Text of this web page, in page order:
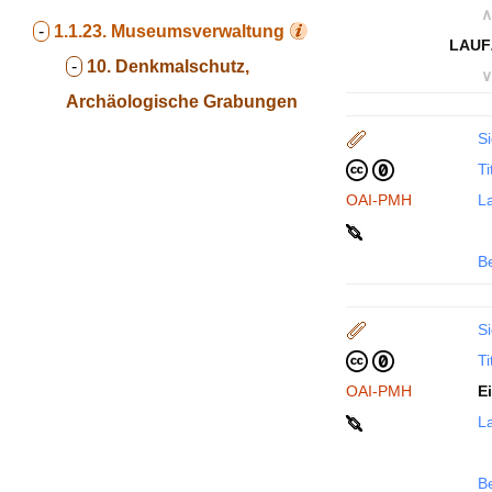
- 1.1.23. Museumsverwaltung
- 10. Denkmalschutz,
Archäologische Grabungen
∧
∨
OAI-PMH
OAI-PMH